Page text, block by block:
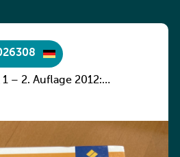
– 2. Auflage 2012: